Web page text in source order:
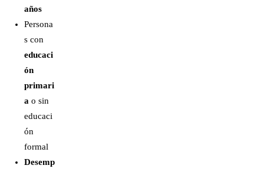
años
Persona
s con
educaci
ón
primari
a o sin
educaci
ón
formal
Desemp